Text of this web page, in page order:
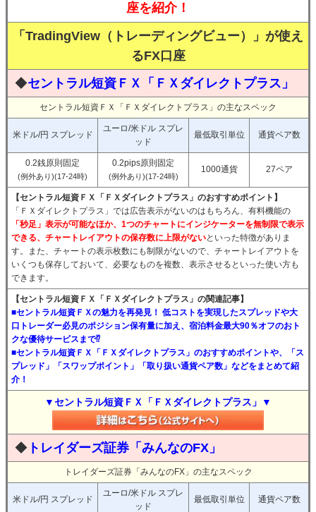
座を紹介！
「TradingView（トレーディングビュー）」が使え
るFX口座
◆セントラル短資ＦＸ「ＦＸダイレクトプラス」
セントラル短資ＦＸ「ＦＸダイレクトプラス」の主なスペック
米ドル/円 スプレッド
ユーロ/米ドル スプレ
ッド
最低取引単位 通貨ペア数
0.2銭原則固定
(例外あり)(17-24時)
0.2pips原則固定
(例外あり)(17-24時)
1000通貨 27ペア
【セントラル短資ＦＸ「ＦＸダイレクトプラス」のおすすめポイント】
「ＦＸダイレクトプラス」では広告表示がないのはもちろん、有料機能の
「秒足」表示が可能なほか、1つのチャートにインジケーターを無制限で表示
できる、チャートレイアウトの保存数に上限がないといった特徴がありま
す。また、チャートの表示枚数にも制限がないので、チャートレイアウトを
いくつも保存しておいて、必要なものを複数、表示させるといった使い方も
できます。
【セントラル短資ＦＸ「ＦＸダイレクトプラス」の関連記事】
■セントラル短資ＦＸの魅力を再発見！ 低コストを実現したスプレッドや大
口トレーダー必見のポジション保有量に加え、宿泊料金最大90％オフのおト
クな優待サービスまで⁉
■セントラル短資ＦＸ「ＦＸダイレクトプラス」のおすすめポイントや、「ス
プレッド」「スワップポイント」「取り扱い通貨ペア数」などをまとめて紹
介！
▼セントラル短資ＦＸ「ＦＸダイレクトプラス」▼
◆ トレイダーズ証券「みんなのFX」
トレイダーズ証券「みんなのFX」の主なスペック
米ドル/円 スプレッド
ユーロ/米ドル スプレ
ッド
最低取引単位 通貨ペア数